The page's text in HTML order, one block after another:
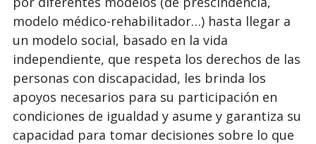
modelo médico-rehabilitador…) hasta llegar a
un modelo social, basado en la vida
independiente, que respeta los derechos de las
personas con discapacidad, les brinda los
apoyos necesarios para su participación en
condiciones de igualdad y asume y garantiza su
capacidad para tomar decisiones sobre lo que